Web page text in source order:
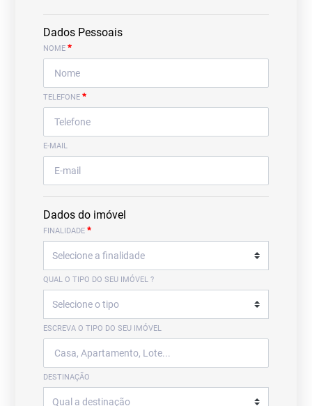
Dados Pessoais
NOME*
TELEFONE*
E-MAIL
Dados do imóvel
FINALIDADE*
QUAL O TIPO DO SEU IMÓVEL ?
ESCREVA O TIPO DO SEU IMÓVEL
DESTINAÇÃO